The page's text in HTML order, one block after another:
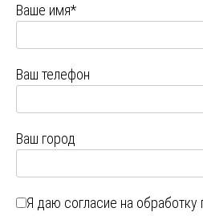
Ваше имя*
Ваш телефон
Ваш город
Я даю согласие на